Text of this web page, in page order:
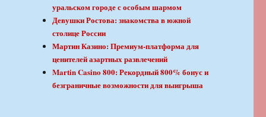
уральском городе с особым шармом
Девушки Ростова: знакомства в южной
столице России
Мартин Казино: Премиум-платформа для
ценителей азартных развлечений
Martin Casino 800: Рекордный 800% бонус и
безграничные возможности для выигрыша